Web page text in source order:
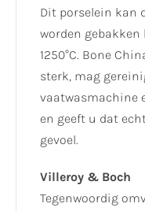
Dit porselein kan
worden
1250°C. Bone
sterk, mag
vaatwasmachine
en geeft u dat
gevoel.
Villeroy & Boch
Tegenwoordig